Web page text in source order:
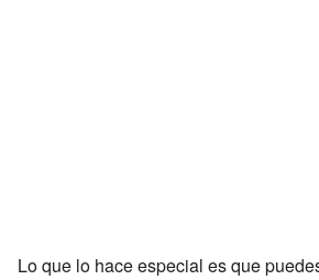
Lo que lo hace especial es que